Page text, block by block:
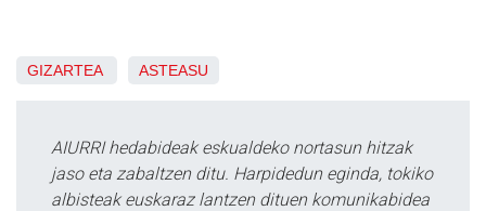
GIZARTEA ASTEASU
AIURRI hedabideak eskualdeko nortasun hitzak
jaso eta zabaltzen ditu. Harpidedun eginda, tokiko
albisteak euskaraz lantzen dituen komunikabidea